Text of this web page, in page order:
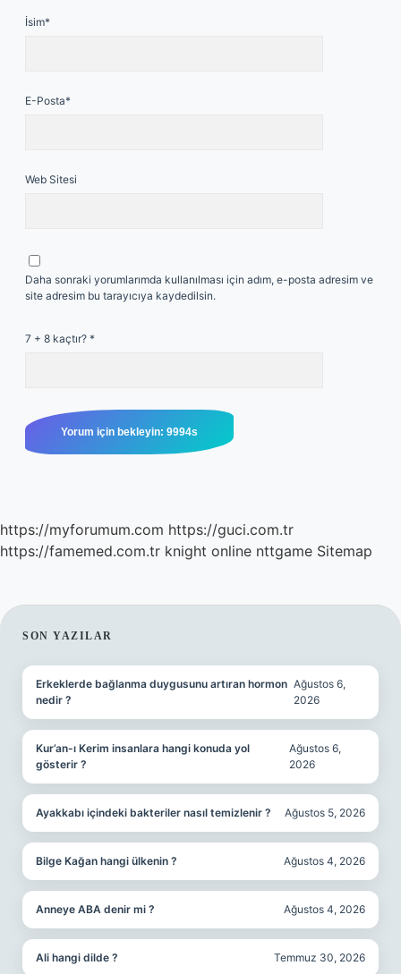
İsim*
E-Posta*
Web Sitesi
Daha sonraki yorumlarımda kullanılması için adım, e-posta adresim ve
site adresim bu tarayıcıya kaydedilsin.
7 + 8 kaçtır? *
https://myforumum.com https://guci.com.tr
https://famemed.com.tr knight online nttgame Sitemap
SIDEBAR
SON YAZILAR
Erkeklerde bağlanma duygusunu artıran hormon
nedir ?
Ağustos 6,
2026
Kur’an-ı Kerim insanlara hangi konuda yol
gösterir ?
Ağustos 6,
2026
Ayakkabı içindeki bakteriler nasıl temizlenir ? Ağustos 5, 2026
Bilge Kağan hangi ülkenin ? Ağustos 4, 2026
Anneye ABA denir mi ? Ağustos 4, 2026
Ali hangi dilde ? Temmuz 30, 2026